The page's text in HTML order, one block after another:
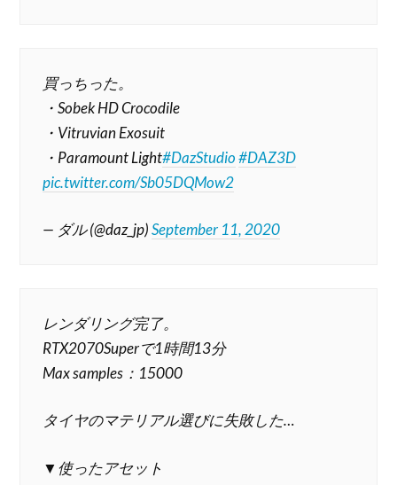
買っちった。
・Sobek HD Crocodile
・Vitruvian Exosuit
・Paramount Light#DazStudio #DAZ3D
pic.twitter.com/Sb05DQMow2
— ダル (@daz_jp)September 11, 2020
レンダリング完了。
RTX2070Superで1時間13分
Max samples：15000
タイヤのマテリアル選びに失敗した…
▼使ったアセット